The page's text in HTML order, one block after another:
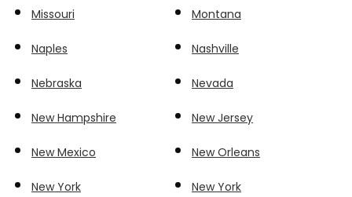
Missouri Montana
Naples Nashville
Nebraska Nevada
New Hampshire New Jersey
New Mexico New Orleans
New York New York